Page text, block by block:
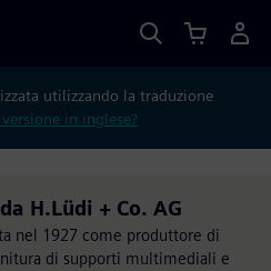
utilizzando la traduzione
in inglese?
H.Lüdi + Co. AG
nel 1927 come produttore di
di supporti multimediali e